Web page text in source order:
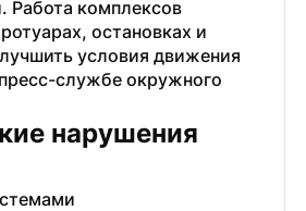
Работа комплексов
остановках и
условия движения
службе окружного
нарушения